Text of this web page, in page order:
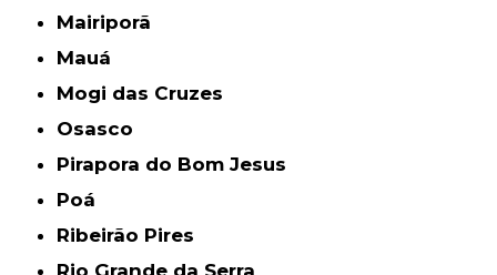
Mairiporã
Mauá
Mogi das Cruzes
Osasco
Pirapora do Bom Jesus
Poá
Ribeirão Pires